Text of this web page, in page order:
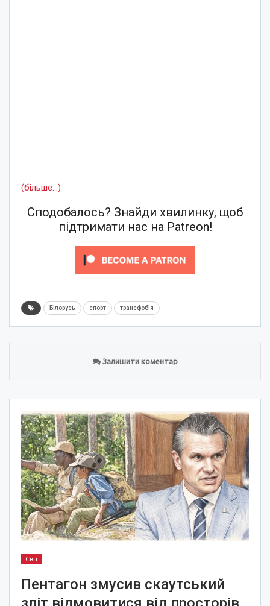
(більше…)
Сподобалось? Знайди хвилинку, щоб
підтримати нас на Patreon!
Білорусь спорт трансфобія
Залишити коментар
Світ
Пентагон змусив скаутський